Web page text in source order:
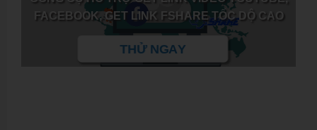
FACEBOOK, GET LINK FSHARE TỐC DỘ CAO
THỬ NGAY